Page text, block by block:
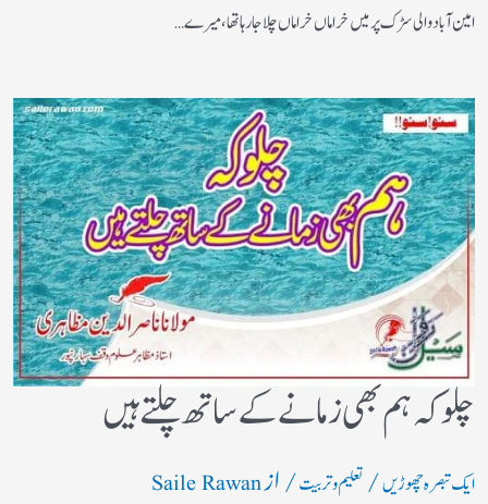
امین آباد والی سڑک پرمیں خراماں خراماں چلاجا رہا تھا،میرے…
چلو کہ ہم بھی زمانے کے ساتھ چلتے ہیں
ایک تبصرہ چھوڑیں/ تعلیم و تربیت/ ازSaile Rawan